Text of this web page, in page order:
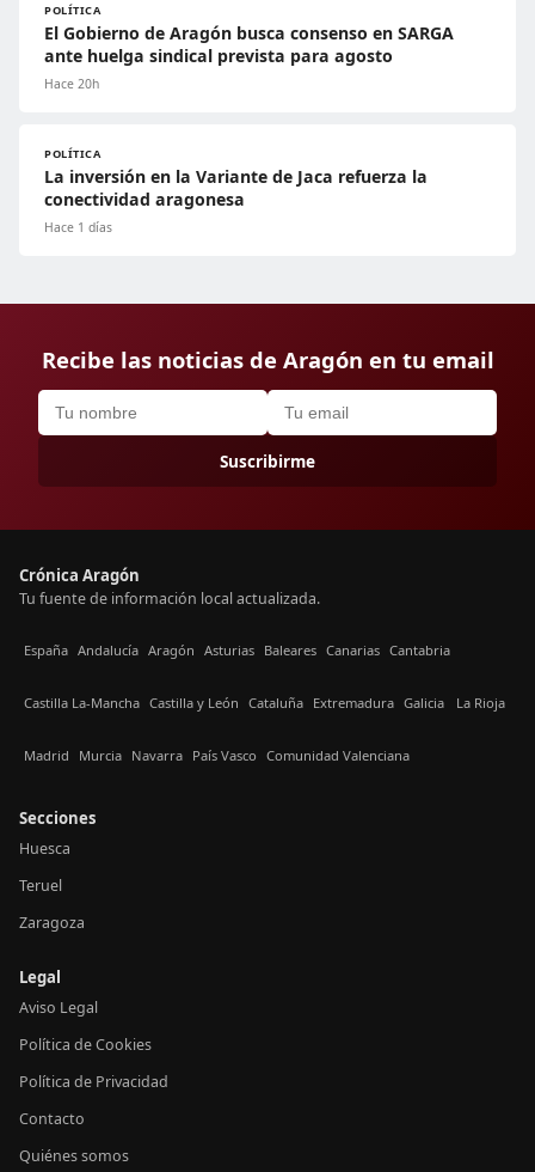
POLÍTICA
El Gobierno de Aragón busca consenso en SARGA
ante huelga sindical prevista para agosto
Hace 20h
POLÍTICA
La inversión en la Variante de Jaca refuerza la
conectividad aragonesa
Hace 1 días
Recibe las noticias de Aragón en tu email
Suscribirme
Crónica Aragón
Tu fuente de información local actualizada.
España Andalucía Aragón Asturias Baleares Canarias Cantabria
Castilla La-Mancha Castilla y León Cataluña Extremadura Galicia La Rioja
Madrid Murcia Navarra País Vasco Comunidad Valenciana
Secciones
Huesca
Teruel
Zaragoza
Legal
Aviso Legal
Política de Cookies
Política de Privacidad
Contacto
Quiénes somos